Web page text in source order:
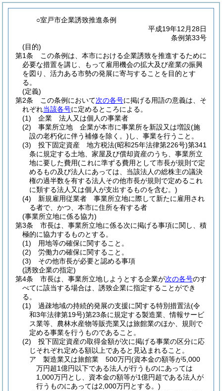
○室戸市企業誘致推進条例
平成19年12月28日
条例第33号
(目的)
第1条
この条例は、本市における企業誘致を推進するために
必要な措置を講じ、もって雇用機会の拡大及び産業の振興
を図り、活力ある市勢の発展に寄与することを目的とす
る。
(定義)
第2条
この条例において次の各号に掲げる用語の意義は、そ
れぞれ当該各号に定めるところによる。
(1)
企業 法人又は個人の事業者
(2)
事業所立地 企業が本市に事業所を新設又は増設(施
設の老朽化に伴う補修を除く。) し、事業を行うこと。
(3)
投下固定資産 地方税法(昭和25年法律第226号)第341
条に規定する土地、家屋及び償却資産のうち、事業所立
地に要した費用(これに準ずる費用として市長が規則で定
めるもの及び法人にあっては、当該法人の総株主の議決
権の過半数を有する法人その他市長が規則で定めるこれ
に類する法人又は個人が支出するものを含む。)
(4)
新規雇用従業者 事業所立地に際して新たに雇用され
る者で、かつ、本市に住所を有する者
(事業所立地に係る協力)
第3条
市長は、事業所立地に係る次に掲げる事項に関し、積
極的に協力するものとする。
(1)
用地等の確保に関すること。
(2)
労働力の確保に関すること。
(3)
その他市長が必要と認める事項
(誘致企業の指定)
第4条
市長は、事業所立地しようとする企業が次の各号のす
べてに該当する場合は、誘致企業に指定することができ
る。
(1)
過疎地域の持続的発展の支援に関する特別措置法(令
和3年法律第19号)第23条に規定する製造業、情報サービ
ス業等、農林水産物等販売業又は旅館業のほか、規則で
定める事業を行うものであること。
(2)
投下固定資産の取得金額が次に掲げる事業の区分に応
じそれぞれ定める額以上であると見込まれること。
ア
製造業又は旅館業 500万円(資本金の額等が5,000
万円超1億円以下である法人が行うものにあっては
1,000万円とし、資本金の額等が1億円超である法人が
行うものにあっては2,000万円とする。)